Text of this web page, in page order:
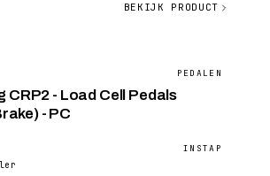
BEKIJK PRODUCT
PEDALEN
CRP2 - Load Cell Pedals
- PC
INSTAP